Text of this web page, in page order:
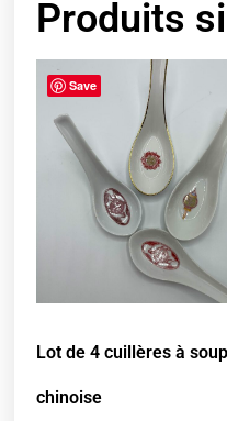
Produits
Save
Lot de 4 cuillères à
chinoise